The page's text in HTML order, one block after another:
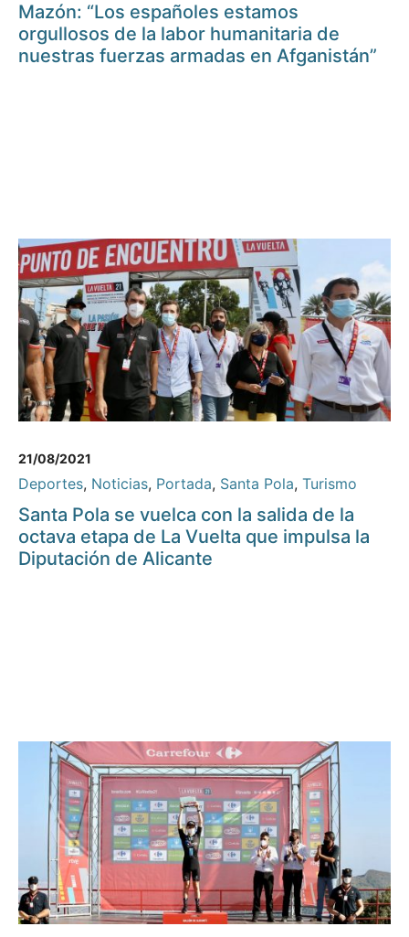
Mazón: “Los españoles estamos
orgullosos de la labor humanitaria de
nuestras fuerzas armadas en Afganistán”
21/08/2021
Deportes, Noticias, Portada, Santa Pola, Turismo
Santa Pola se vuelca con la salida de la
octava etapa de La Vuelta que impulsa la
Diputación de Alicante